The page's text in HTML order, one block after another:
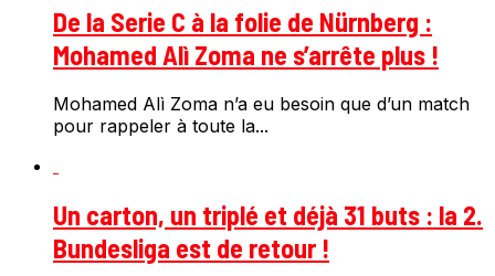
De la Serie C à la folie de Nürnberg :
Mohamed Alì Zoma ne s’arrête plus !
Mohamed Alì Zoma n’a eu besoin que d’un match
pour rappeler à toute la...
Un carton, un triplé et déjà 31 buts : la 2.
Bundesliga est de retour !